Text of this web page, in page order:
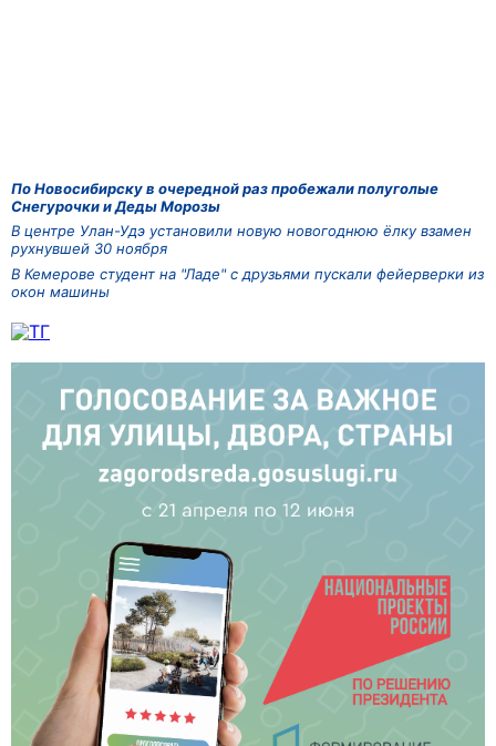
По Новосибирску в очередной раз пробежали полуголые
Снегурочки и Деды Морозы
В центре Улан-Удэ установили новую новогоднюю ёлку взамен
рухнувшей 30 ноября
В Кемерове студент на "Ладе" с друзьями пускали фейерверки из
окон машины